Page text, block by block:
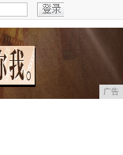
广告